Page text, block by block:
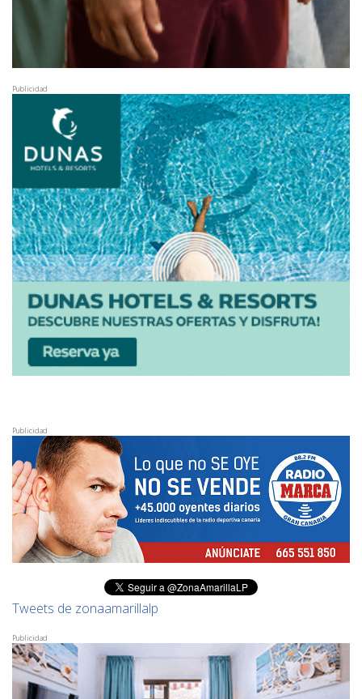
Publicidad
Publicidad
Tweets de zonaamarillalp
Publicidad